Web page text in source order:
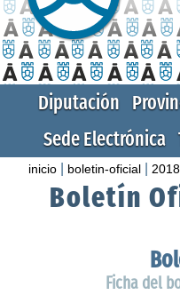
Diputación
Sede Electrónica
inicio boletin-oficial 2018
Boletín
Ficha del